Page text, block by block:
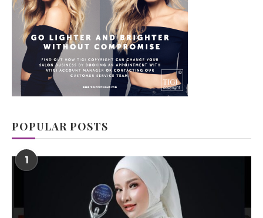
POPULAR POSTS
1